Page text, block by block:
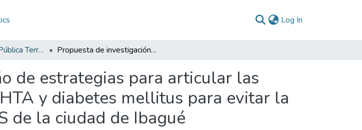
Log In
Administración Pública Territorial (APT) Propuesta de investigación Diseño de estrategias para articular las bases de datos de pacientes con HTA y diabetes mellitus para evitar la sobremedicación en la Nueva EPS de la ciudad de Ibagué
de estrategias para articular las
y diabetes mellitus para evitar la
de la ciudad de Ibagué